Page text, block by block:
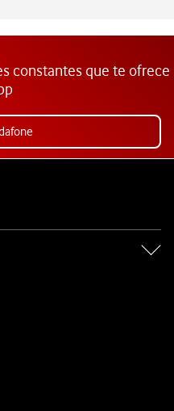
constantes que te ofrece
de Vodafone